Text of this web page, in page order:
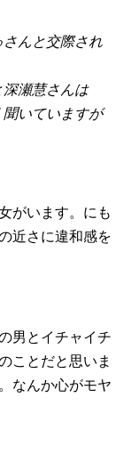
んと交際され
瀬慧さんは
いていますが
がいます。にも
近さに違和感を
男とイチャイチ
ことだと思いま
なんか心がモヤ